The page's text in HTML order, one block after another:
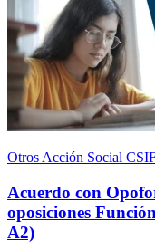
Otros Acción Social
Acuerdo con
oposiciones
A2)